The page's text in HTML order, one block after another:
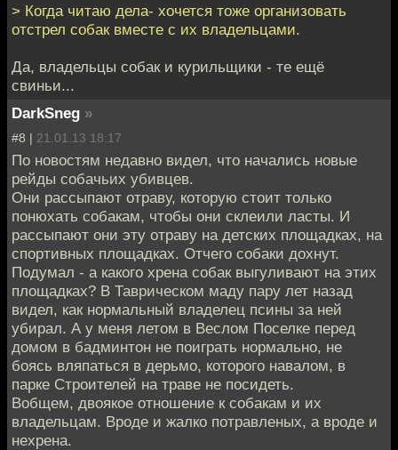
> Когда читаю дела- хочется тоже организовать
отстрел собак вместе с их владельцами.
Да, владельцы собак и курильщики - те ещё
свиньи...
DarkSneg »
#8 | 21.01.13 18:17
По новостям недавно видел, что начались новые
рейды собачьих убивцев.
Они рассыпают отраву, которую стоит только
понюхать собакам, чтобы они склеили ласты. И
рассыпают они эту отраву на детских площадках, на
спортивных площадках. Отчего собаки дохнут.
Подумал - а какого хрена собак выгуливают на этих
площадках? В Таврическом маду пару лет назад
видел, как нормальный владелец псины за ней
убирал. А у меня летом в Веслом Поселке перед
домом в бадминтон не поиграть нормально, не
боясь вляпаться в дерьмо, которого навалом, в
парке Строителей на траве не посидеть.
Вобщем, двоякое отношение к собакам и их
владельцам. Вроде и жалко потравленых, а вроде и
нехрена.